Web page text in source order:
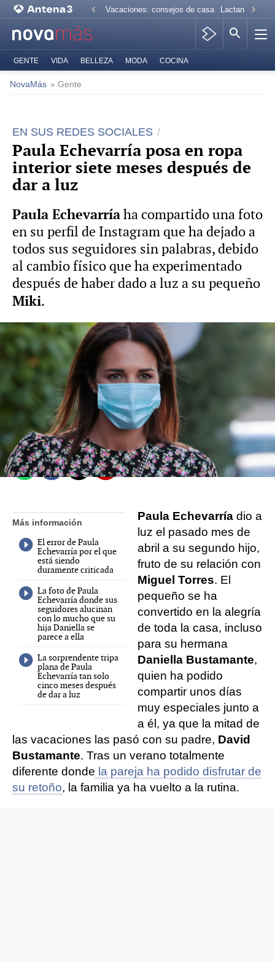
Vacaciones: consejos de casa Lactancia
GENTE VIDA BELLEZA MODA COCINA
NovaMás » Gente
EN SUS REDES SOCIALES
Paula Echevarría posa en ropa
interior siete meses después de
dar a luz
Paula Echevarríaha compartido una foto
en su perfil de Instagram que ha dejado a
todos sus seguidores sin palabras, debido
al cambio físico que ha experimentado
después de haber dado a luz a su pequeño
Miki.
Celebrities.es
Madrid
Publicado:05 de octubre de 2021, 10:03
WhatsappFacebook
X Flipboard
Más información
El error de Paula
Echevarría por el que
está siendo
duramente criticada
La foto de Paula
Echevarría donde sus
seguidores alucinan
con lo mucho que su
hija Daniella se
parece a ella
La sorprendente tripa
plana de Paula
Echevarría tan solo
cinco meses después
de dar a luz
Paula Echevarría dio a
luz el pasado mes de
abril a su segundo hijo,
fruto de su relación con
Miguel Torres. El
pequeño se ha
convertido en la alegría
de toda la casa, incluso
para su hermana
Daniella Bustamante,
quien ha podido
compartir unos días
muy especiales junto a
a él, ya que la mitad de
las vacaciones las pasó con su padre, David
Bustamante. Tras un verano totalmente
diferente donde la pareja ha podido disfrutar de
su retoño, la familia ya ha vuelto a la rutina.